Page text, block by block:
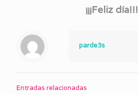
¡¡¡Feliz día!!!
parde3s
Entradas relacionadas